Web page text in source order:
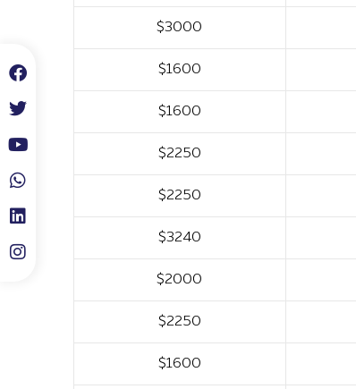
$3000
$1600
$1600
$2250
$2250
$3240
$2000
$2250
$1600